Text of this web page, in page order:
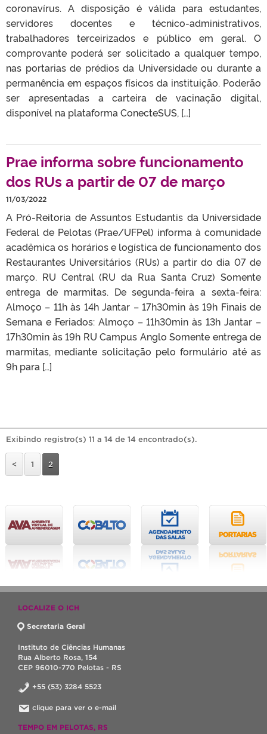
coronavírus. A disposição é válida para estudantes,
servidores docentes e técnico-administrativos,
trabalhadores terceirizados e público em geral. O
comprovante poderá ser solicitado a qualquer tempo,
nas portarias de prédios da Universidade ou durante a
permanência em espaços físicos da instituição. Poderão
ser apresentadas a carteira de vacinação digital,
disponível na plataforma ConecteSUS, […]
Prae informa sobre funcionamento
dos RUs a partir de 07 de março
11/03/2022
A Pró-Reitoria de Assuntos Estudantis da Universidade
Federal de Pelotas (Prae/UFPel) informa à comunidade
acadêmica os horários e logística de funcionamento dos
Restaurantes Universitários (RUs) a partir do dia 07 de
março. RU Central (RU da Rua Santa Cruz) Somente
entrega de marmitas. De segunda-feira a sexta-feira:
Almoço – 11h às 14h Jantar – 17h30min às 19h Finais de
Semana e Feriados: Almoço – 11h30min às 13h Jantar –
17h30min às 19h RU Campus Anglo Somente entrega de
marmitas, mediante solicitação pelo formulário até as
9h para […]
Exibindo registro(s) 11 a 14 de 14 encontrado(s).
< 1 2
LOCALIZE O ICH
Secretaria Geral
Instituto de Ciências Humanas
Rua Alberto Rosa, 154
CEP 96010-770 Pelotas - RS
+55 (53) 3284 5523
clique para ver o e-mail
TEMPO EM PELOTAS, RS